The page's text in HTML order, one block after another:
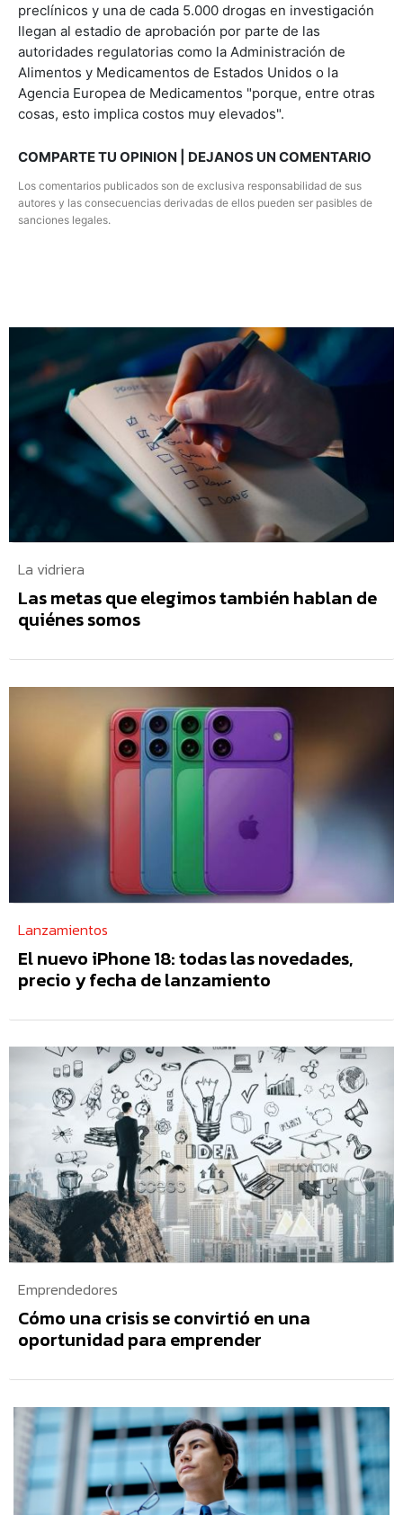
preclínicos y una de cada 5.000 drogas en investigación
llegan al estadio de aprobación por parte de las
autoridades regulatorias como la Administración de
Alimentos y Medicamentos de Estados Unidos o la
Agencia Europea de Medicamentos "porque, entre otras
cosas, esto implica costos muy elevados".
COMPARTE TU OPINION | DEJANOS UN COMENTARIO
Los comentarios publicados son de exclusiva responsabilidad de sus
autores y las consecuencias derivadas de ellos pueden ser pasibles de
sanciones legales.
La vidriera
Las metas que elegimos también hablan de
quiénes somos
Lanzamientos
El nuevo iPhone 18: todas las novedades,
precio y fecha de lanzamiento
Emprendedores
Cómo una crisis se convirtió en una
oportunidad para emprender